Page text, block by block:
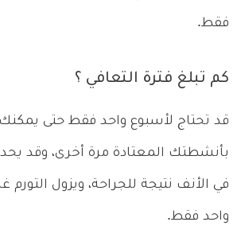
فقط.
كم تبلغ فترة التعافي ؟
قد تحتاج لأسبوع واحد فقط حتى يمكنك
بأنشطتك المعتادة مرة أخرى، وقد
في الأنف نتيجة للجراحة، ويزول التورم
واحد فقط.